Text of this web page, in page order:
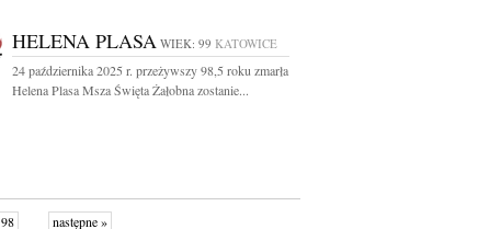
HELENA PLASA WIEK: 99 KATOWICE
24 października 2025 r. przeżywszy 98,5 roku zmarła
Helena Plasa Msza Święta Żałobna zostanie...
98 następne »